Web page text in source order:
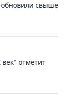
обновили свыше
отметит